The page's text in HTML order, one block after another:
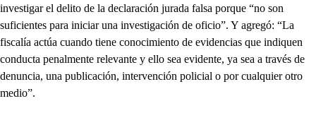
investigar el delito de la declaración jurada falsa porque “no son
suficientes para iniciar una investigación de oficio”. Y agregó: “La
fiscalía actúa cuando tiene conocimiento de evidencias que indiquen
conducta penalmente relevante y ello sea evidente, ya sea a través de
denuncia, una publicación, intervención policial o por cualquier otro
medio”.